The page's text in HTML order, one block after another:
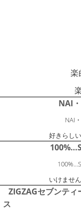
楽
NAI
NAI
好きらし
いけませ
ZIGZAGセブンテ
ス